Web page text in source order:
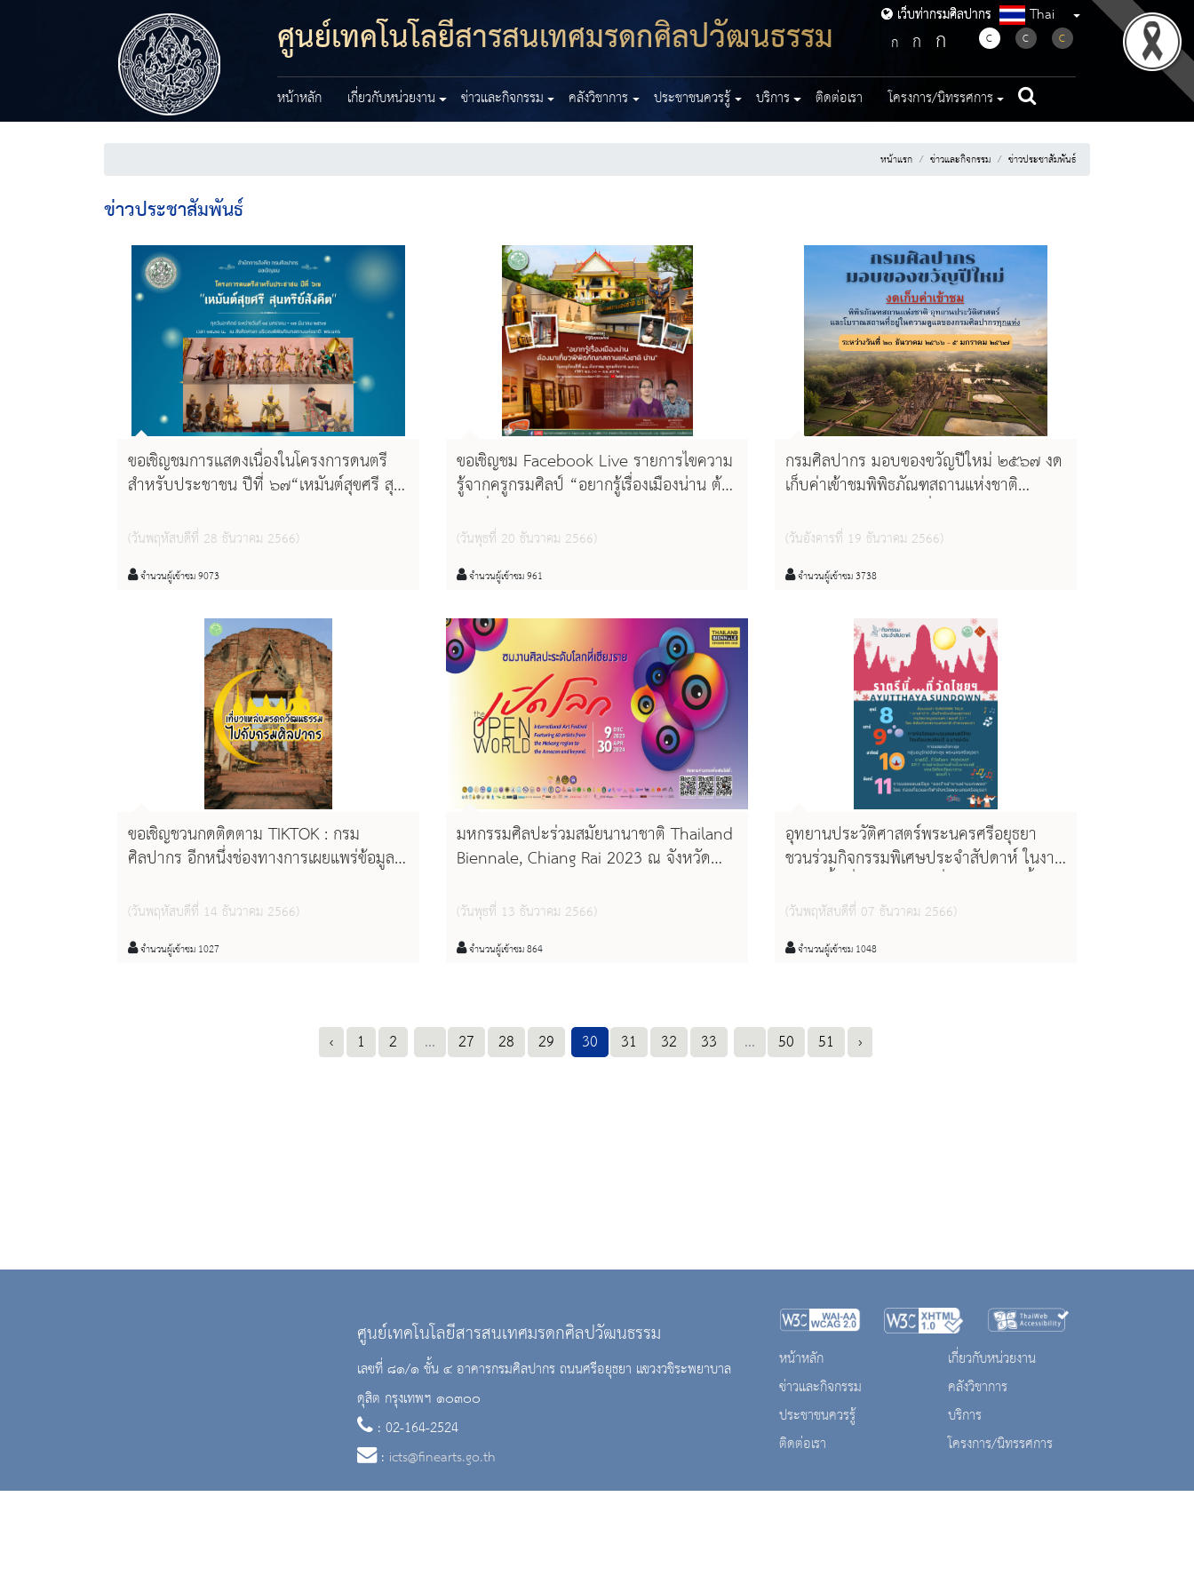
เว็บท่ากรมศิลปากร
ศูนย์เทคโนโลยีสารสนเทศมรดกศิลปวัฒนธรรม เว็บท่ากรมศิลปากร Thai
ก ก ก C C C
หน้าหลัก เกี่ยวกับหน่วยงาน ข่าวและกิจกรรม คลังวิชาการ ประชาชนควรรู้ บริการ ติดต่อเรา โครงการ/นิทรรศการ
หน้าแรก ข่าวและกิจกรรม ข่าวประชาสัมพันธ์
ข่าวประชาสัมพันธ์
ขอเชิญชมการแสดงเนื่องในโครงการดนตรี
สำหรับประชาชน ปีที่ ๖๗“เหมันต์สุขศรี สุ
(วันพฤหัสบดีที่ 28 ธันวาคม 2566)
จำนวนผู้เข้าชม 9073
ขอเชิญชม Facebook Live รายการไขความ
รู้จากครูกรมศิลป์ “อยากรู้เรื่องเมืองน่าน ต้อง
(วันพุธที่ 20 ธันวาคม 2566)
จำนวนผู้เข้าชม 961
กรมศิลปากร มอบของขวัญปีใหม่ ๒๕๖๗ งด
เก็บค่าเข้าชมพิพิธภัณฑสถานแห่งชาติ
(วันอังคารที่ 19 ธันวาคม 2566)
จำนวนผู้เข้าชม 3738
ขอเชิญชวนกดติดตาม TIKTOK : กรม
ศิลปากร อีกหนึ่งช่องทางการเผยแพร่ข้อมูล
(วันพฤหัสบดีที่ 14 ธันวาคม 2566)
จำนวนผู้เข้าชม 1027
มหกรรมศิลปะร่วมสมัยนานาชาติ Thailand
Biennale, Chiang Rai 2023 ณ จังหวัด
(วันพุธที่ 13 ธันวาคม 2566)
จำนวนผู้เข้าชม 864
อุทยานประวัติศาสตร์พระนครศรีอยุธยา
ชวนร่วมกิจกรรมพิเศษประจำสัปดาห์ ในงาน
(วันพฤหัสบดีที่ 07 ธันวาคม 2566)
จำนวนผู้เข้าชม 1048
‹ 1 2 ... 27 28 29 30 31 32 33 ... 50 51 ›
ศูนย์เทคโนโลยีสารสนเทศมรดกศิลปวัฒนธรรม
เลขที่ ๘๑/๑ ชั้น ๔ อาคารกรมศิลปากร ถนนศรีอยุธยา แขวงวชิระพยาบาล
ดุสิต กรุงเทพฯ ๑๐๓๐๐
: 02-164-2524
: icts@finearts.go.th
หน้าหลัก
ข่าวและกิจกรรม
ประชาชนควรรู้
ติดต่อเรา
เกี่ยวกับหน่วยงาน
คลังวิชาการ
บริการ
โครงการ/นิทรรศการ